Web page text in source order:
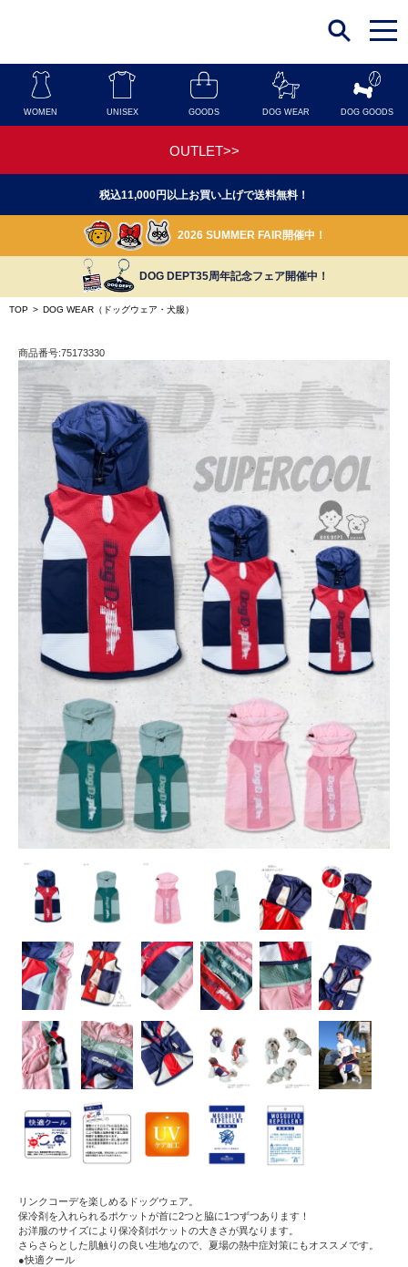
t
o
g
n
a
o
WOMEN UNISEX GOODS DOG WEAR DOG GOODS
OUTLET>>
税込11,000円以上お買い上げで送料無料！
2026 SUMMER FAIR開催中！
DOG DEPT35周年記念フェア開催中！
TOP > DOG WEAR（ドッグウェア・犬服）
商品番号:75173330
リンクコーデを楽しめるドッグウェア。
保冷剤を入れられるポケットが首に2つと脇に1つずつあります！
お洋服のサイズにより保冷剤ポケットの大きさが異なります。
さらさらとした肌触りの良い生地なので、夏場の熱中症対策にもオススメです。
●快適クール